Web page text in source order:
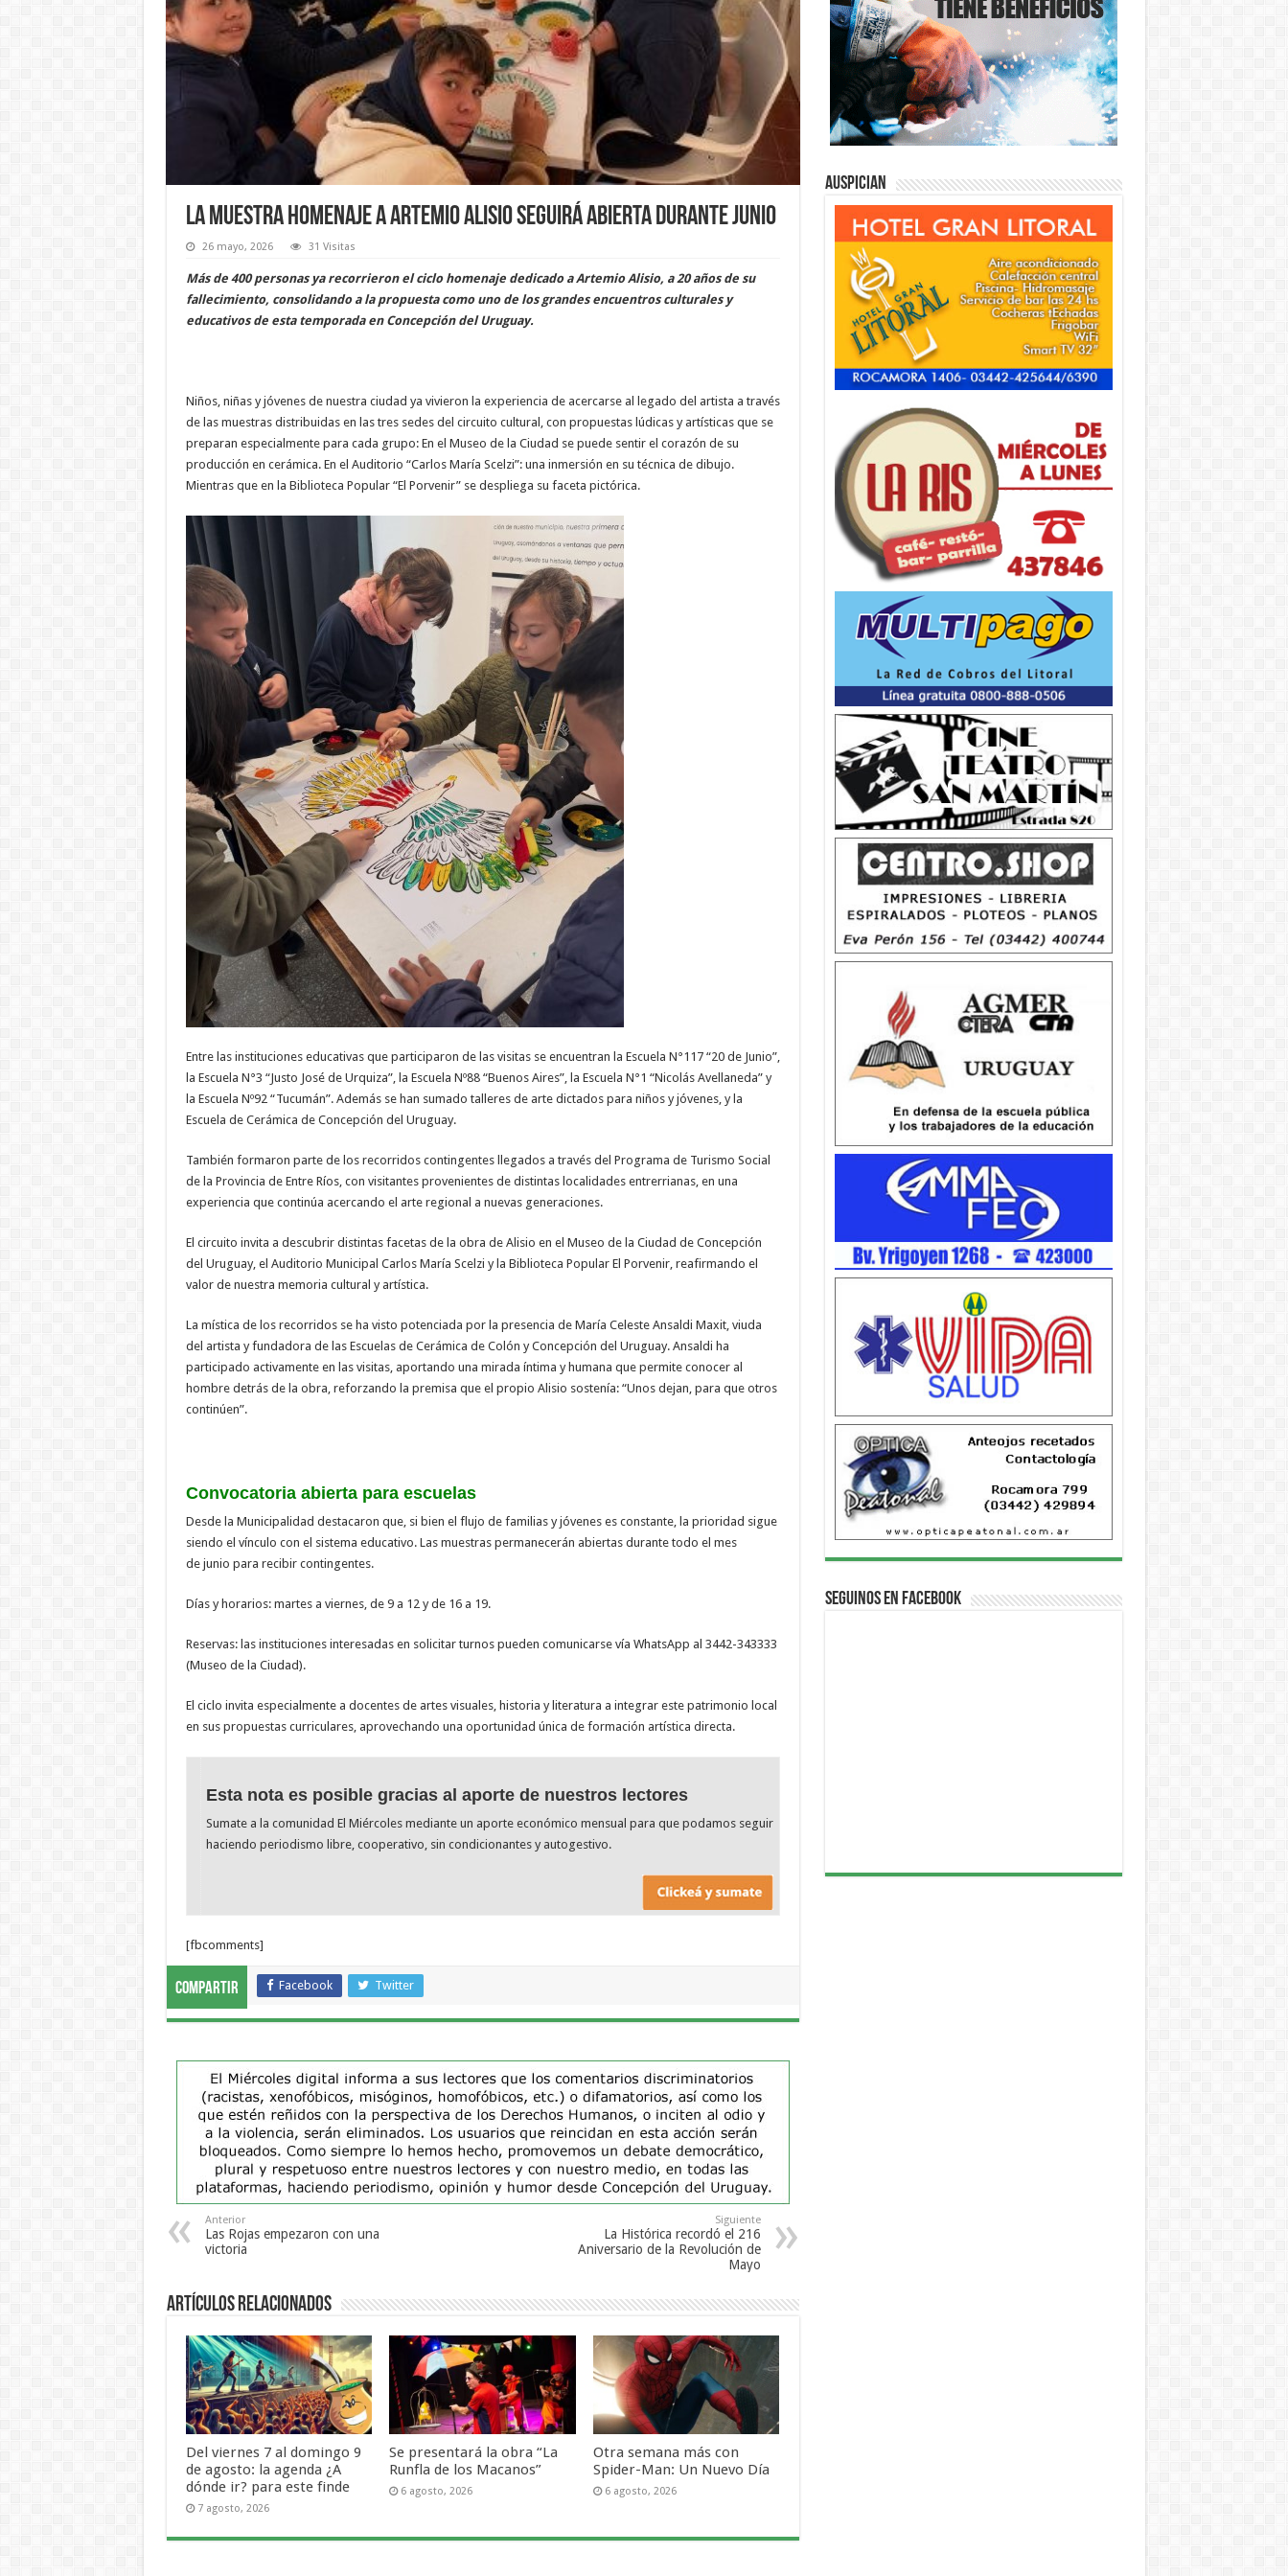
La muestra homenaje a Artemio Alisio seguirá abierta durante junio
26 mayo, 2026 31 Visitas
Más de 400 personas ya recorrieron el ciclo homenaje dedicado a Artemio Alisio, a 20 años de su
fallecimiento, consolidando a la propuesta como uno de los grandes encuentros culturales y
educativos de esta temporada en Concepción del Uruguay.
Niños, niñas y jóvenes de nuestra ciudad ya vivieron la experiencia de acercarse al legado del artista a través
de las muestras distribuidas en las tres sedes del circuito cultural, con propuestas lúdicas y artísticas que se
preparan especialmente para cada grupo: En el Museo de la Ciudad se puede sentir el corazón de su
producción en cerámica. En el Auditorio “Carlos María Scelzi”: una inmersión en su técnica de dibujo.
Mientras que en la Biblioteca Popular “El Porvenir” se despliega su faceta pictórica.
Entre las instituciones educativas que participaron de las visitas se encuentran la Escuela N°117 “20 de Junio”,
la Escuela N°3 “Justo José de Urquiza”, la Escuela Nº88 “Buenos Aires”, la Escuela N°1 “Nicolás Avellaneda” y
la Escuela Nº92 “Tucumán”. Además se han sumado talleres de arte dictados para niños y jóvenes, y la
Escuela de Cerámica de Concepción del Uruguay.
También formaron parte de los recorridos contingentes llegados a través del Programa de Turismo Social
de la Provincia de Entre Ríos, con visitantes provenientes de distintas localidades entrerrianas, en una
experiencia que continúa acercando el arte regional a nuevas generaciones.
El circuito invita a descubrir distintas facetas de la obra de Alisio en el Museo de la Ciudad de Concepción
del Uruguay, el Auditorio Municipal Carlos María Scelzi y la Biblioteca Popular El Porvenir, reafirmando el
valor de nuestra memoria cultural y artística.
La mística de los recorridos se ha visto potenciada por la presencia de María Celeste Ansaldi Maxit, viuda
del artista y fundadora de las Escuelas de Cerámica de Colón y Concepción del Uruguay. Ansaldi ha
participado activamente en las visitas, aportando una mirada íntima y humana que permite conocer al
hombre detrás de la obra, reforzando la premisa que el propio Alisio sostenía: “Unos dejan, para que otros
continúen”.
Convocatoria abierta para escuelas
Desde la Municipalidad destacaron que, si bien el flujo de familias y jóvenes es constante, la prioridad sigue
siendo el vínculo con el sistema educativo. Las muestras permanecerán abiertas durante todo el mes
de junio para recibir contingentes.
Días y horarios: martes a viernes, de 9 a 12 y de 16 a 19.
Reservas: las instituciones interesadas en solicitar turnos pueden comunicarse vía WhatsApp al 3442-343333
(Museo de la Ciudad).
El ciclo invita especialmente a docentes de artes visuales, historia y literatura a integrar este patrimonio local
en sus propuestas curriculares, aprovechando una oportunidad única de formación artística directa.
Esta nota es posible gracias al aporte de nuestros lectores
Sumate a la comunidad El Miércoles mediante un aporte económico mensual para que podamos seguir
haciendo periodismo libre, cooperativo, sin condicionantes y autogestivo.
[fbcomments]
Compartir Facebook Twitter
Anterior
Las Rojas empezaron con una
victoria
Siguiente
La Histórica recordó el 216
Aniversario de la Revolución de
Mayo
Artículos Relacionados
Del viernes 7 al domingo 9
de agosto: la agenda ¿A
dónde ir? para este finde
7 agosto, 2026
Se presentará la obra “La
Runfla de los Macanos”
6 agosto, 2026
Otra semana más con
Spider-Man: Un Nuevo Día
6 agosto, 2026
Auspician
Seguinos en Facebook